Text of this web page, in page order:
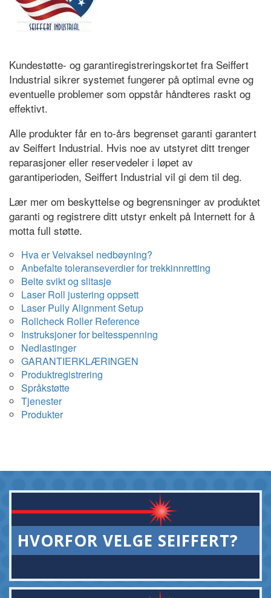
Kundestøtte- og garantiregistreringskortet fra Seiffert
Industrial sikrer systemet fungerer på optimal evne og
eventuelle problemer som oppstår håndteres raskt og
effektivt.
Alle produkter får en to-års begrenset garanti garantert
av Seiffert Industrial. Hvis noe av utstyret ditt trenger
reparasjoner eller reservedeler i løpet av
garantiperioden, Seiffert Industrial vil gi dem til deg.
Lær mer om beskyttelse og begrensninger av produktet
garanti og registrere ditt utstyr enkelt på Internett for å
motta full støtte.
Hva er Veivaksel nedbøyning?
Anbefalte toleranseverdier for trekkinnretting
Belte svikt og slitasje
Laser Roll justering oppsett
Laser Pully Alignment Setup
Rollcheck Roller Reference
Instruksjoner for beltesspenning
Nedlastinger
GARANTIERKLÆRINGEN
Produktregistrering
Språkstøtte
Tjenester
Produkter
HVORFOR VELGE SEIFFERT?